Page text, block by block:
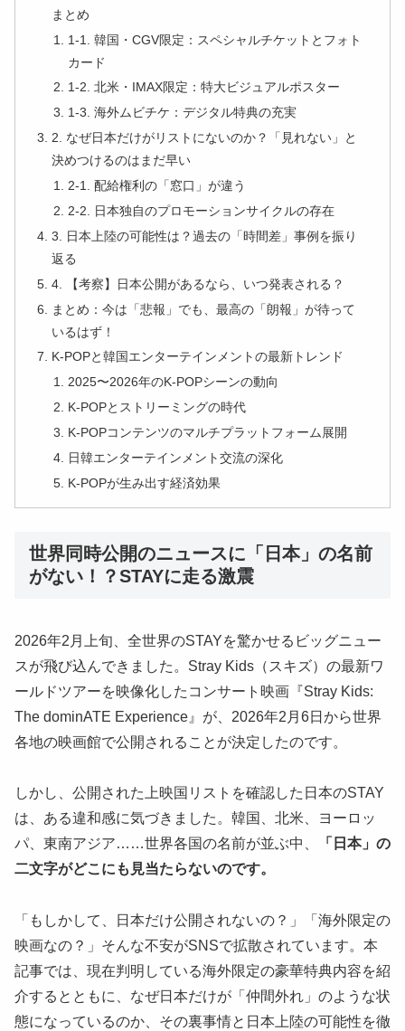
まとめ
1-1. 韓国・CGV限定：スペシャルチケットとフォト
カード
1-2. 北米・IMAX限定：特大ビジュアルポスター
1-3. 海外ムビチケ：デジタル特典の充実
2. なぜ日本だけがリストにないのか？「見れない」と
決めつけるのはまだ早い
2-1. 配給権利の「窓口」が違う
2-2. 日本独自のプロモーションサイクルの存在
3. 日本上陸の可能性は？過去の「時間差」事例を振り
返る
4. 【考察】日本公開があるなら、いつ発表される？
まとめ：今は「悲報」でも、最高の「朗報」が待って
いるはず！
K-POPと韓国エンターテインメントの最新トレンド
2025〜2026年のK-POPシーンの動向
K-POPとストリーミングの時代
K-POPコンテンツのマルチプラットフォーム展開
日韓エンターテインメント交流の深化
K-POPが生み出す経済効果
世界同時公開のニュースに「日本」の名前
がない！？STAYに走る激震
2026年2月上旬、全世界のSTAYを驚かせるビッグニュー
スが飛び込んできました。Stray Kids（スキズ）の最新ワ
ールドツアーを映像化したコンサート映画『Stray Kids:
The dominATE Experience』が、2026年2月6日から世界
各地の映画館で公開されることが決定したのです。
しかし、公開された上映国リストを確認した日本のSTAY
は、ある違和感に気づきました。韓国、北米、ヨーロッ
パ、東南アジア……世界各国の名前が並ぶ中、
「日本」の
二文字がどこにも見当たらないのです。
「もしかして、日本だけ公開されないの？」「海外限定の
映画なの？」そんな不安がSNSで拡散されています。本
記事では、現在判明している海外限定の豪華特典内容を紹
介するとともに、なぜ日本だけが「仲間外れ」のような状
態になっているのか、その裏事情と日本上陸の可能性を徹